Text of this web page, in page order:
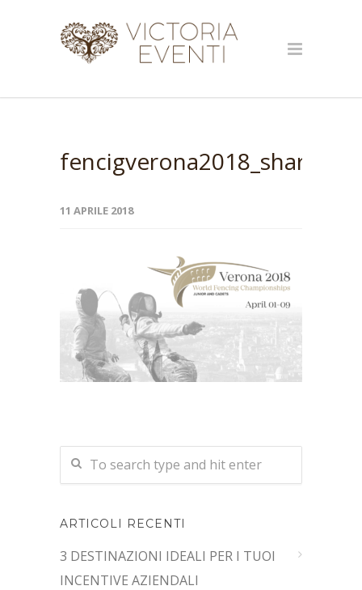
11 APRILE 2018
ARTICOLI RECENTI
3 DESTINAZIONI IDEALI PER I TUOI
INCENTIVE AZIENDALI